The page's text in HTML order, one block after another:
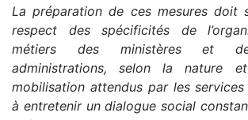
La préparation de ces mesures doit
respect des spécificités de
métiers des ministères et
administrations, selon la nature
mobilisation attendus par les
à entretenir un dialogue social